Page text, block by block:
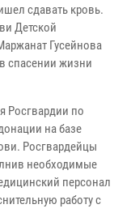
сдавать кровь.
Детской
Гусейнова
спасении жизни
Росгвардии по
на базе
Росгвардейцы
необходимые
персонал
работу с